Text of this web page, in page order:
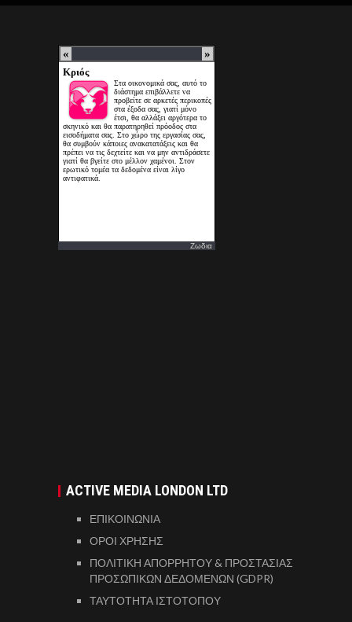
Ζωδια
ACTIVE MEDIA LONDON LTD
ΕΠΙΚΟΙΝΩΝΙΑ
ΟΡΟΙ ΧΡΗΣΗΣ
ΠΟΛΙΤΙΚΗ ΑΠΟΡΡΗΤΟΥ & ΠΡΟΣΤΑΣΙΑΣ
ΠΡΟΣΩΠΙΚΩΝ ΔΕΔΟΜΕΝΩΝ (GDPR)
ΤΑΥΤΟΤΗΤΑ ΙΣΤΟΤΟΠΟΥ